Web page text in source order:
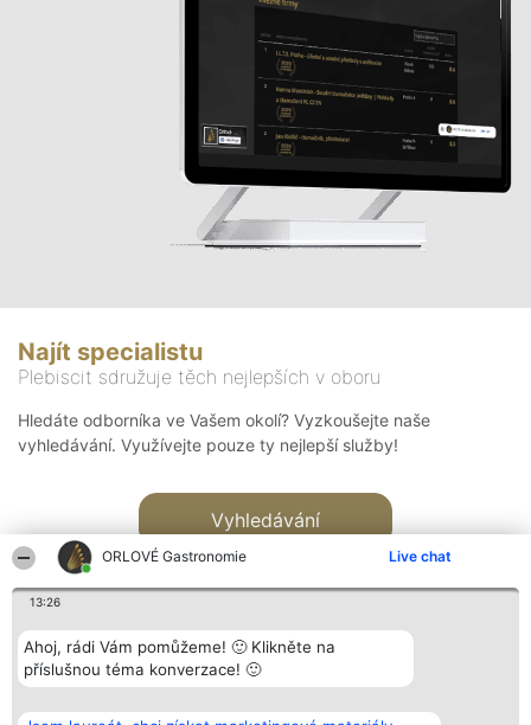
ORLOVÉ Gastronomie Live chat
13:26
Ahoj, rádi Vám pomůžeme! 🙂 Klikněte na
příslušnou téma konverzace! 🙂
Najít specialistu
Plebiscit sdružuje těch nejlepších v oboru
Hledáte odborníka ve Vašem okolí? Vyzkoušejte naše
vyhledávání. Využívejte pouze ty nejlepší služby!
Vyhledávání
Bright Side Solutions sp. z o.
Vítězové
Kontakt